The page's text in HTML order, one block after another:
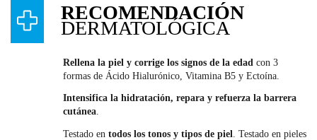
RECOMENDACIÓN
DERMATOLÓGICA
Rellena la piel y corrige los signos de la edad con 3
formas de Ácido Hialurónico, Vitamina B5 y Ectoína.
Intensifica la hidratación, repara y refuerza la barrera
cutánea.
Testado en todos los tonos y tipos de piel . Testado en pieles